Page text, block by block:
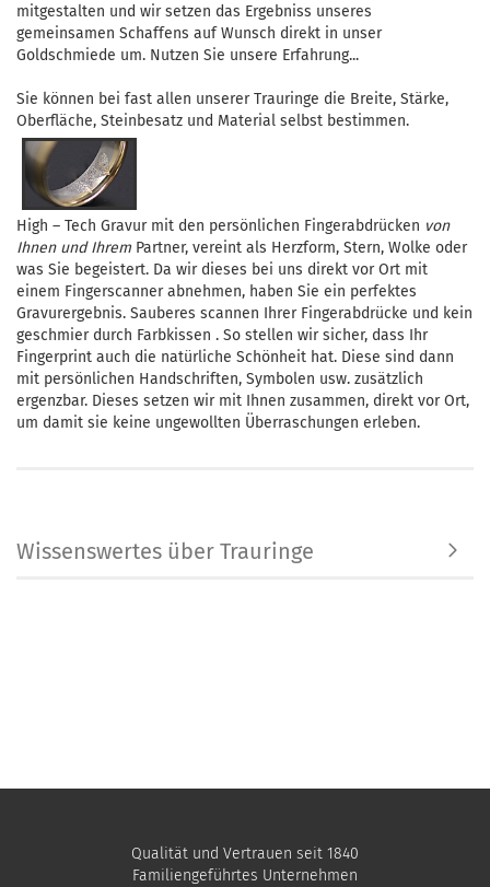
mitgestalten und wir setzen das Ergebniss unseres
gemeinsamen Schaffens auf Wunsch direkt in unser
Goldschmiede um. Nutzen Sie unsere Erfahrung...
Sie können bei fast allen unserer Trauringe die Breite, Stärke,
Oberfläche, Steinbesatz und Material selbst bestimmen.
High – Tech Gravur mit den persönlichen Fingerabdrücken von
Ihnen und Ihrem Partner, vereint als Herzform, Stern, Wolke oder
was Sie begeistert. Da wir dieses bei uns direkt vor Ort mit
einem Fingerscanner abnehmen, haben Sie ein perfektes
Gravurergebnis. Sauberes scannen Ihrer Fingerabdrücke und kein
geschmier durch Farbkissen . So stellen wir sicher, dass Ihr
Fingerprint auch die natürliche Schönheit hat. Diese sind dann
mit persönlichen Handschriften, Symbolen usw. zusätzlich
ergenzbar. Dieses setzen wir mit Ihnen zusammen, direkt vor Ort,
um damit sie keine ungewollten Überraschungen erleben.
Wissenswertes über Trauringe
Qualität und Vertrauen seit 1840
Familiengeführtes Unternehmen